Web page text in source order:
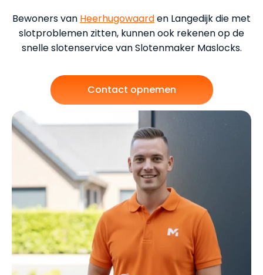
Bewoners van Heerhugowaarden Langedijk die met
slotproblemen zitten, kunnen ook rekenen op de
snelle slotenservice van Slotenmaker Maslocks.
Contact opnemen